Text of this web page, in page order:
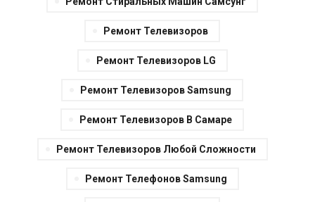
Ремонт Телевизоров
Ремонт Телевизоров LG
Ремонт Телевизоров Samsung
Ремонт Телевизоров В Самаре
Ремонт Телевизоров Любой Сложности
Ремонт Телефонов Samsung